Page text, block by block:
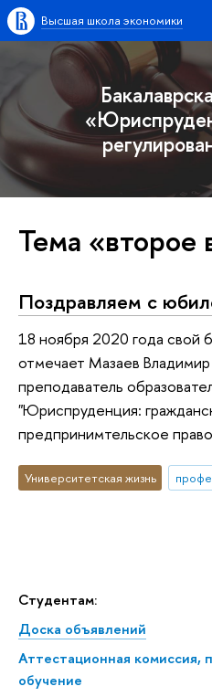
Высшая школа экономики
Студентам:
Доска объявлений
Аттестационная комиссия,
обучение
Тема «второе
Поздравляем с
18 ноября 2020 года свой
отмечает Мазаев
преподаватель
"Юриспруденция:
предпринимтельское
Университетская жизнь